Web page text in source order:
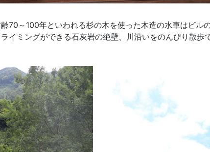
70～100年といわれる杉の木を使った木造の水車はビル
イミングができる石灰岩の絶壁、川沿いをのんびり散